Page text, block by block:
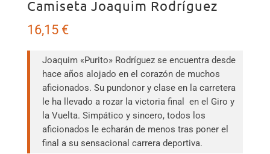
Camiseta Joaquim Rodríguez
16,15 €
Joaquim «Purito» Rodríguez se encuentra desde
hace años alojado en el corazón de muchos
aficionados. Su pundonor y clase en la carretera
le ha llevado a rozar la victoria final en el Giro y
la Vuelta. Simpático y sincero, todos los
aficionados le echarán de menos tras poner el
final a su sensacional carrera deportiva.